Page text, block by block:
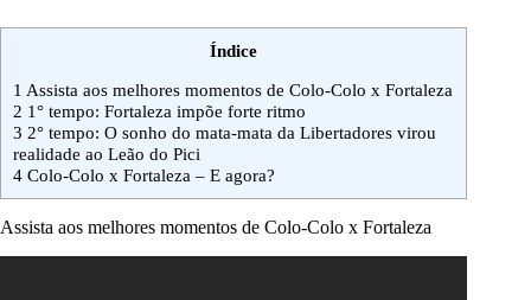
Índice
1 Assista aos melhores momentos de Colo-Colo x Fortaleza
2 1° tempo: Fortaleza impõe forte ritmo
3 2° tempo: O sonho do mata-mata da Libertadores virou
realidade ao Leão do Pici
4 Colo-Colo x Fortaleza – E agora?
Assista aos melhores momentos de Colo-Colo x Fortaleza